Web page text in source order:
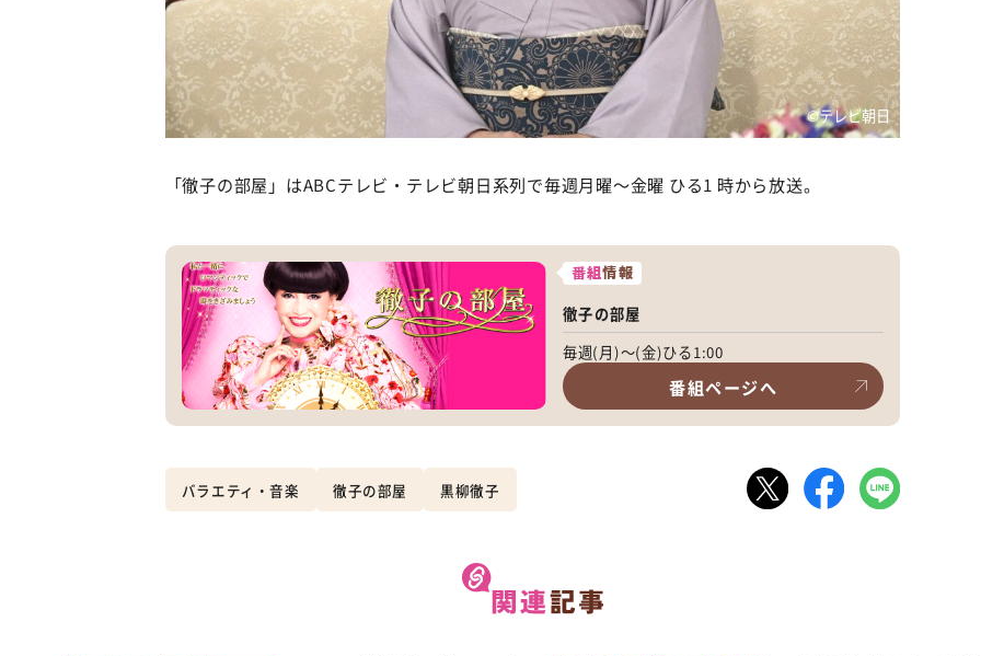
©テレビ朝日
「徹子の部屋」はABCテレビ・テレビ朝日系列で毎週月曜～金曜 ひる1 時から放送。
番組情報
徹子の部屋
毎週(月)～(金)ひる1:00
番組ページへ
バラエティ・音楽 徹子の部屋 黒柳徹子